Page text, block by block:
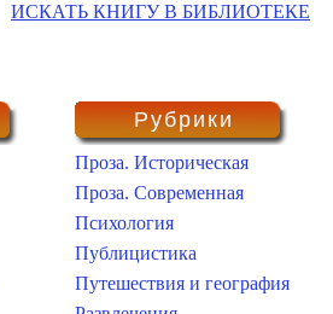
ИСКАТЬ КНИГУ В БИБЛИОТЕКЕ
Рубрики
Проза. Историческая
Проза. Современная
Психология
Публицистика
Путешествия и география